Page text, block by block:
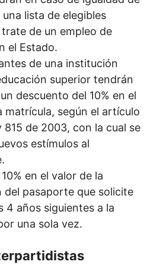
lista de elegibles
de un empleo de
el Estado.
de una institución
superior tendrán
descuento del 10% en el
matrícula, según el artículo
815 de 2003, con la cual se
estímulos al
en el valor de la
del pasaporte que solicite
4 años siguientes a la
una sola vez.